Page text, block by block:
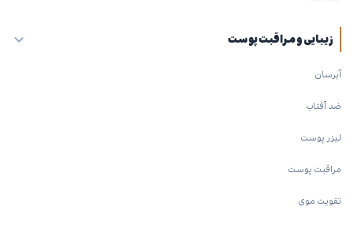
زیبایی و مراقبت پوست
آبرسان
ضد آفتاب
لیزر پوست
مراقبت پوست
تقویت موی